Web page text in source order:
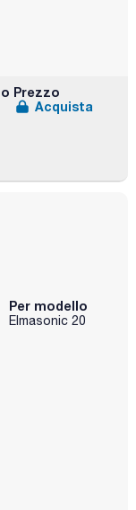
Prezzo
Acquista
Per modello
Elmasonic 20